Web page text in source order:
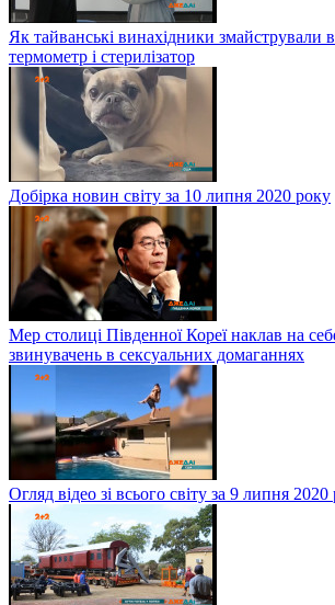
Як тайванські винахідники змайстрували
термометр і стерилізатор
Добірка новин світу за 10 липня 2020 року
Мер столиці Південної Кореї наклав на
звинувачень в сексуальних домаганнях
Огляд відео зі всього світу за 9 липня 2020